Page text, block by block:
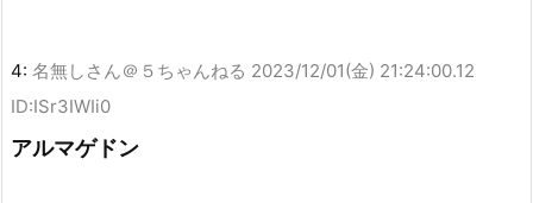
4: 名無しさん＠５ちゃんねる 2023/12/01(金) 21:24:00.12
ID:ISr3IWIi0
アルマゲドン